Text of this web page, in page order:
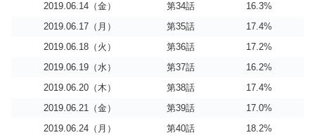
2019.06.14（金）
第34話
16.3%
2019.06.17（月）
第35話
17.4%
2019.06.18（火）
第36話
17.2%
2019.06.19（水）
第37話
16.2%
2019.06.20（木）
第38話
17.4%
2019.06.21（金）
第39話
17.0%
2019.06.24（月）
第40話
18.2%